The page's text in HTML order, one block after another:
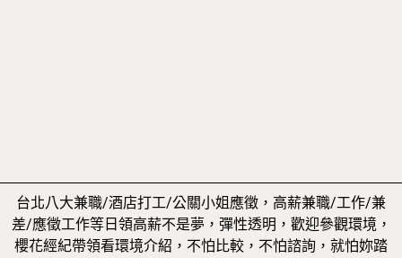
台北八大兼職/酒店打工/公關小姐應徵，高薪兼職/工作/兼
差/應徵工作等日領高薪不是夢，彈性透明，歡迎參觀環境，
櫻花經紀帶領看環境介紹，不怕比較，不怕諮詢，就怕妳踏